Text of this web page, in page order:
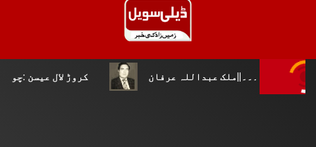
کروڑ لال عیسن :چوپال کلچرل اینڈ عرفان